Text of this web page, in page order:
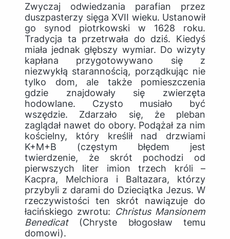
Zwyczaj odwiedzania parafian przez
duszpasterzy sięga XVII wieku. Ustanowił
go synod piotrkowski w 1628 roku.
Tradycja ta przetrwała do dziś. Kiedyś
miała jednak głębszy wymiar. Do wizyty
kapłana przygotowywano się z
niezwykłą starannością, porządkując nie
tylko dom, ale także pomieszczenia
gdzie znajdowały się zwierzęta
hodowlane. Czysto musiało być
wszędzie. Zdarzało się, że pleban
zaglądał nawet do obory. Podążał za nim
kościelny, który kreślił nad drzwiami
K+M+B (częstym błędem jest
twierdzenie, że skrót pochodzi od
pierwszych liter imion trzech króli –
Kacpra, Melchiora i Baltazara, którzy
przybyli z darami do Dzieciątka Jezus. W
rzeczywistości ten skrót nawiązuje do
łacińskiego zwrotu: Christus Mansionem
Benedicat(Chryste błogosław temu
domowi).